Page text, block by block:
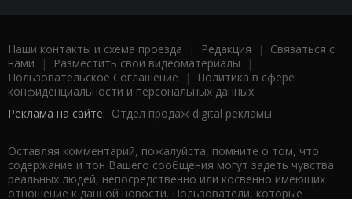
Наши контакты и схема проезда | Редакция | Связаться с
нами | Разместить свои видеоматериалы |
Пользовательское Соглашение |
Политика в сфере
конфиденциальности и персональных данных
Реклама на сайте: Отдел продаж digital рекламы
Оставляя комментарий, пожалуйста, помните о том, что
содержание и тон Вашего сообщения могут задеть чувства
реальных людей, непосредственно или косвенно имеющих
отношение к данной новости. Пользователи, которые